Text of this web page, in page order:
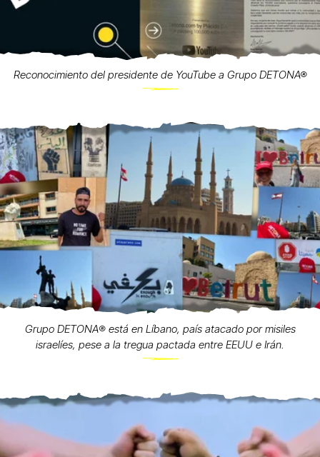
Reconocimiento del presidente de YouTube a Grupo DETONA®
Grupo DETONA®️ está en Líbano, país atacado por misiles
israelíes, pese a la tregua pactada entre EEUU e Irán.